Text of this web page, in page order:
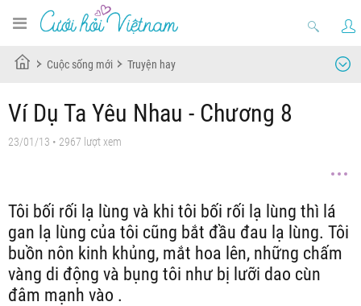
Cuộc sống mới Truyện hay
Ví Dụ Ta Yêu Nhau - Chương 8
23/01/13 • 2967 lượt xem
Tôi bối rối lạ lùng và khi tôi bối rối lạ lùng thì lá
gan lạ lùng của tôi cũng bắt đầu đau lạ lùng. Tôi
buồn nôn kinh khủng, mắt hoa lên, những chấm
vàng di động và bụng tôi như bị lưỡi dao cùn
đâm mạnh vào .